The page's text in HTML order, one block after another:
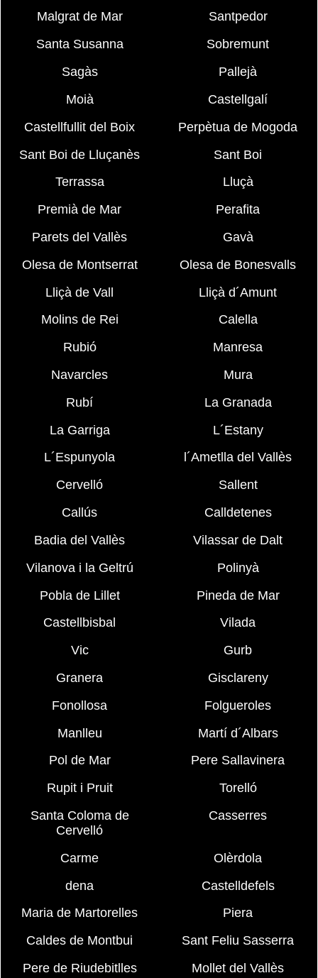
Malgrat de Mar
Santpedor
Santa Susanna
Sobremunt
Sagàs
Pallejà
Moià
Castellgalí
Castellfullit del Boix
Perpètua de Mogoda
Sant Boi de Lluçanès
Sant Boi
Terrassa
Lluçà
Premià de Mar
Perafita
Parets del Vallès
Gavà
Olesa de Montserrat
Olesa de Bonesvalls
Lliçà de Vall
Lliçà d´Amunt
Molins de Rei
Calella
Rubió
Manresa
Navarcles
Mura
Rubí
La Granada
La Garriga
L´Estany
L´Espunyola
l´Ametlla del Vallès
Cervelló
Sallent
Callús
Calldetenes
Badia del Vallès
Vilassar de Dalt
Vilanova i la Geltrú
Polinyà
Pobla de Lillet
Pineda de Mar
Castellbisbal
Vilada
Vic
Gurb
Granera
Gisclareny
Fonollosa
Folgueroles
Manlleu
Martí d´Albars
Pol de Mar
Pere Sallavinera
Rupit i Pruit
Torelló
Santa Coloma de
Cervelló
Casserres
Carme
Olèrdola
dena
Castelldefels
Maria de Martorelles
Piera
Caldes de Montbui
Sant Feliu Sasserra
Pere de Riudebitlles
Mollet del Vallès